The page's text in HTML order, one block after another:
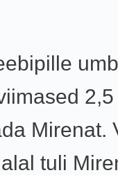
Mirenat.
tuli